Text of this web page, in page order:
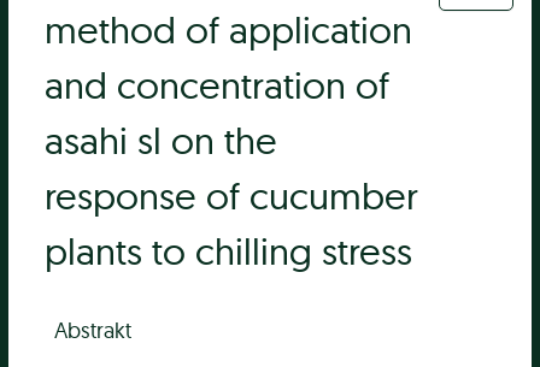
method of application
and concentration of
asahi sl on the
response of cucumber
plants to chilling stress
Abstrakt